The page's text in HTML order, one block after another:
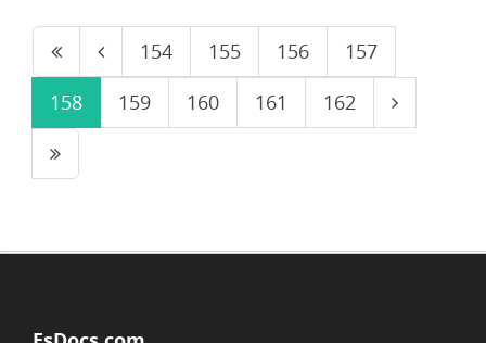
154 155 156
157
158
159 160 161 162